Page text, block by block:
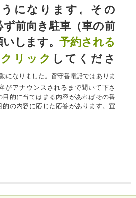
になります。その
ず前向き駐車（車の前
いします。予約される
リック してくださ
になりました。留守番電話ではありま
がアナウンスされるまで聞いて下さ
目的に当てはまる内容があればその番
的の内容に応じた応答があります。宜